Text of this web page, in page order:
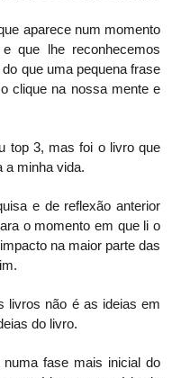
aparece num momento
que lhe reconhecemos
que uma pequena frase
clique na nossa mente e
top 3, mas foi o livro que
a minha vida.
e de reflexão anterior
o momento em que li o
na maior parte das
livros não é as ideias em
do livro.
fase mais inicial do